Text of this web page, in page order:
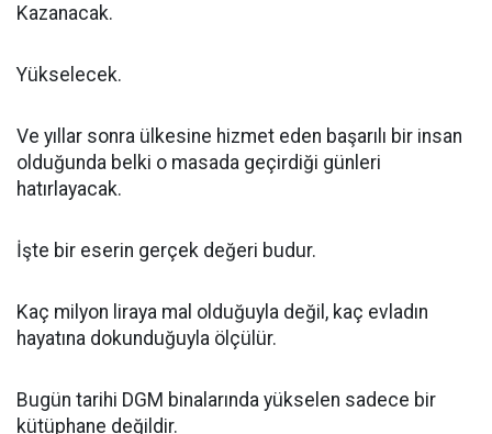
Kazanacak.
Yükselecek.
Ve yıllar sonra ülkesine hizmet eden başarılı bir insan
olduğunda belki o masada geçirdiği günleri
hatırlayacak.
İşte bir eserin gerçek değeri budur.
Kaç milyon liraya mal olduğuyla değil, kaç evladın
hayatına dokunduğuyla ölçülür.
Bugün tarihi DGM binalarında yükselen sadece bir
kütüphane değildir.